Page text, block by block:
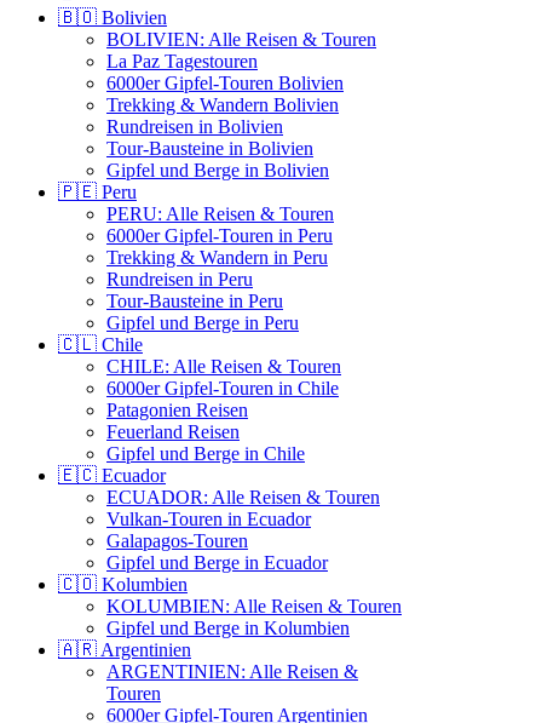
🇧🇴 Bolivien
BOLIVIEN: Alle Reisen & Touren
La Paz Tagestouren
6000er Gipfel-Touren Bolivien
Trekking & Wandern Bolivien
Rundreisen in Bolivien
Tour-Bausteine in Bolivien
Gipfel und Berge in Bolivien
🇵🇪 Peru
PERU: Alle Reisen & Touren
6000er Gipfel-Touren in Peru
Trekking & Wandern in Peru
Rundreisen in Peru
Tour-Bausteine in Peru
Gipfel und Berge in Peru
🇨🇱 Chile
CHILE: Alle Reisen & Touren
6000er Gipfel-Touren in Chile
Patagonien Reisen
Feuerland Reisen
Gipfel und Berge in Chile
🇪🇨 Ecuador
ECUADOR: Alle Reisen & Touren
Vulkan-Touren in Ecuador
Galapagos-Touren
Gipfel und Berge in Ecuador
🇨🇴 Kolumbien
KOLUMBIEN: Alle Reisen & Touren
Gipfel und Berge in Kolumbien
🇦🇷 Argentinien
ARGENTINIEN: Alle Reisen &
Touren
6000er Gipfel-Touren Argentinien